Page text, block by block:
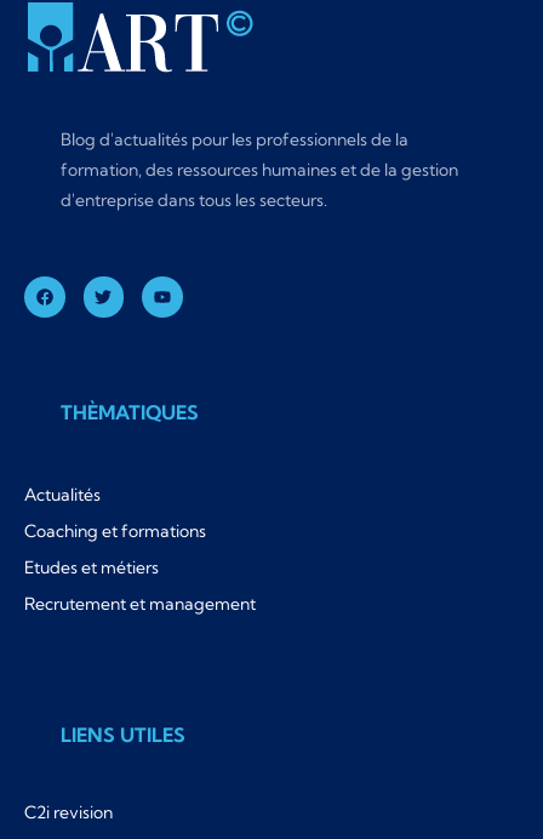
Blog d'actualités pour les professionnels de la
formation, des ressources humaines et de la gestion
d'entreprise dans tous les secteurs.
THÈMATIQUES
Actualités
Coaching et formations
Etudes et métiers
Recrutement et management
LIENS UTILES
C2i revision